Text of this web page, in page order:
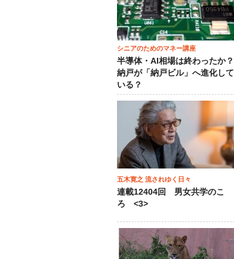
シニアのためのマネー講座
半導体・AI相場は終わったか？
納戸が「納戸ビル」へ進化して
いる？
五木寛之 流されゆく日々
連載12404回 男女共学のこ
ろ <3>